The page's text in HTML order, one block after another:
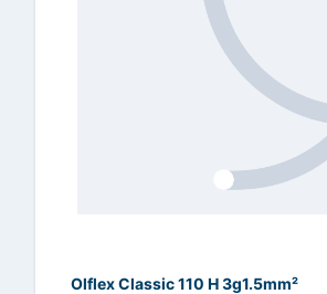
Olflex Classic 110 H 3g1.5mm²